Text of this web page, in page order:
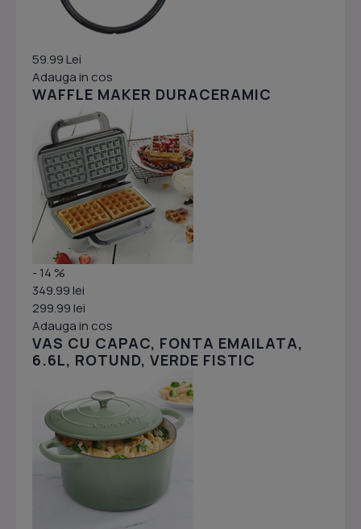
59.99 Lei
Adauga in cos
WAFFLE MAKER DURACERAMIC
- 14 %
349.99 lei
299.99 lei
Adauga in cos
VAS CU CAPAC, FONTA EMAILATA,
6.6L, ROTUND, VERDE FISTIC